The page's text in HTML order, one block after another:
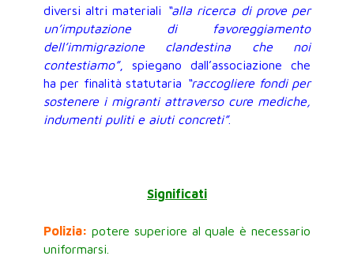
diversi altri materiali
“alla ricerca di prove per
un’imputazione di favoreggiamento
dell’immigrazione clandestina che noi
contestiamo”, spiegano dall’associazione che
ha per finalità statutaria “raccogliere fondi per
sostenere i migranti attraverso cure mediche,
indumenti puliti e aiuti concreti”.
Significati
Polizia: potere superiore al quale è necessario
uniformarsi.